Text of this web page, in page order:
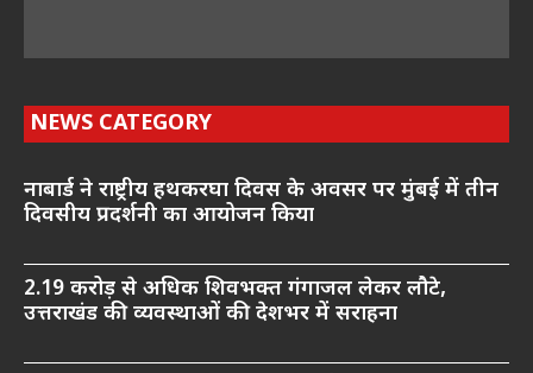
NEWS CATEGORY
नाबार्ड ने राष्ट्रीय हथकरघा दिवस के अवसर पर मुंबई में तीन
दिवसीय प्रदर्शनी का आयोजन किया
2.19 करोड़ से अधिक शिवभक्त गंगाजल लेकर लौटे,
उत्तराखंड की व्यवस्थाओं की देशभर में सराहना